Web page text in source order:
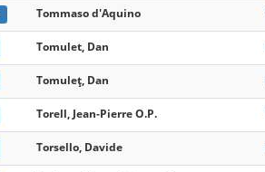
Tommaso d'Aquino
Tomulet, Dan
Tomuleţ, Dan
Torell, Jean-Pierre O.P.
Torsello, Davide